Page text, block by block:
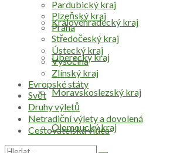
Královéhradecký kraj
Liberecký kraj
Moravskoslezský kraj
Olomoucký kraj
Pardubický kraj
Plzeňský kraj
Praha
Středočeský kraj
Ústecký kraj
Vysočina
Zlínský kraj
Evropské státy
Svět
Druhy výletů
Netradiční výlety a dovolená
Cestovatelská videa